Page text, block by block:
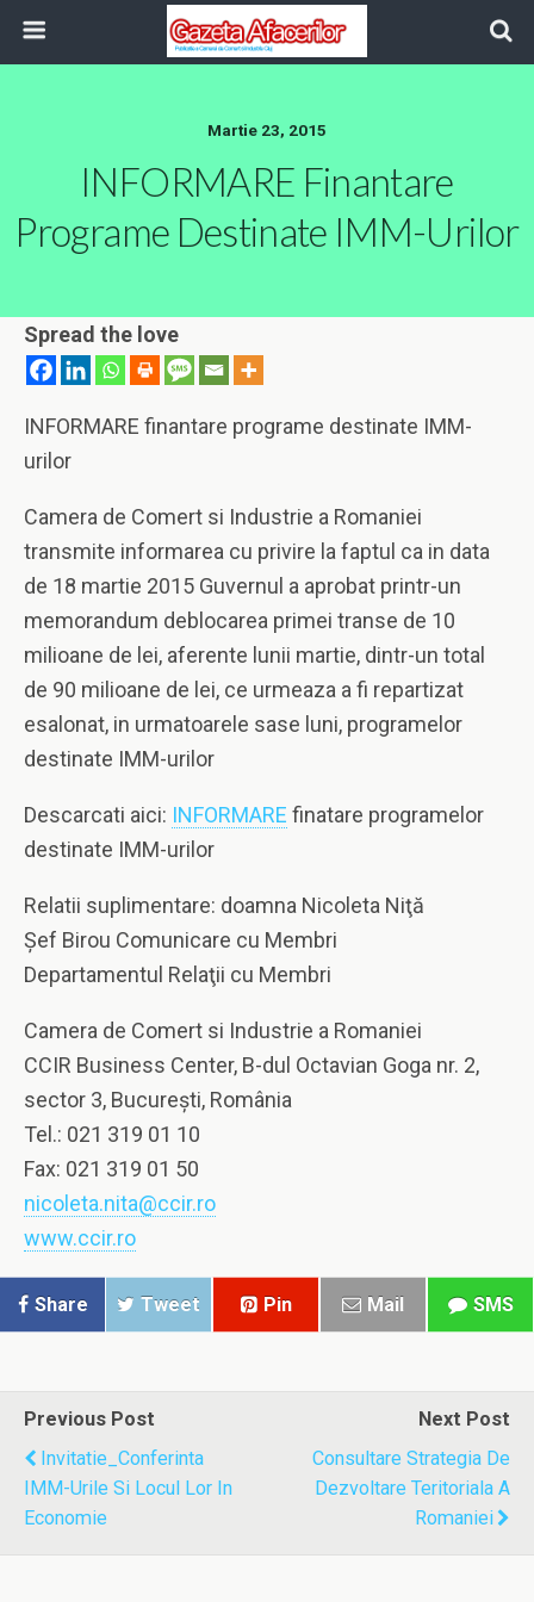
Martie 23, 2015
INFORMARE Finantare
Programe Destinate IMM-Urilor
Spread the love
INFORMARE finantare programe destinate IMM-
urilor
Camera de Comert si Industrie a Romaniei
transmite informarea cu privire la faptul ca in data
de 18 martie 2015 Guvernul a aprobat printr-un
memorandum deblocarea primei transe de 10
milioane de lei, aferente lunii martie, dintr-un total
de 90 milioane de lei, ce urmeaza a fi repartizat
esalonat, in urmatoarele sase luni, programelor
destinate IMM-urilor
Descarcati aici: INFORMARE finatare programelor
destinate IMM-urilor
Relatii suplimentare: doamna Nicoleta Niţă
Şef Birou Comunicare cu Membri
Departamentul Relaţii cu Membri
Camera de Comert si Industrie a Romaniei
CCIR Business Center, B-dul Octavian Goga nr. 2,
sector 3, Bucureşti, România
Tel.: 021 319 01 10
Fax: 021 319 01 50
nicoleta.nita@ccir.ro
www.ccir.ro
Share Tweet Pin Mail SMS
Previous Post
Invitatie_Conferinta
IMM-Urile Si Locul Lor In
Economie
Next Post
Consultare Strategia De
Dezvoltare Teritoriala A
Romaniei